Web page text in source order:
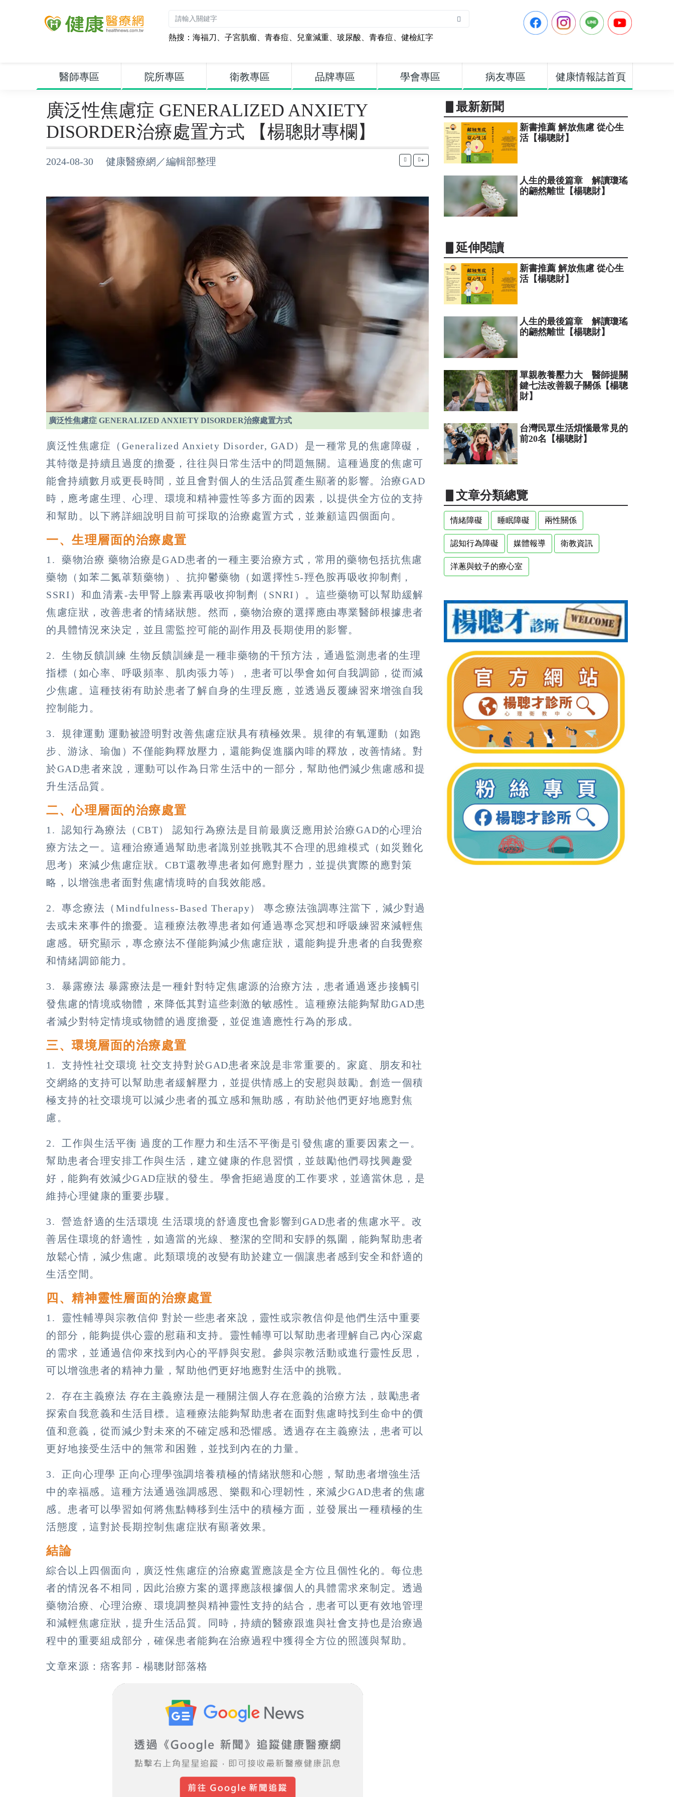
熱搜： 海福刀 、 子宮肌瘤、 青春痘、 兒童減重、 玻尿酸、 青春痘、 健檢紅字
醫師專區 院所專區 衛教專區 品牌專區 學會專區 病友專區 健康情報誌首頁
廣泛性焦慮症 GENERALIZED ANXIETY
DISORDER治療處置方式 【楊聰財專欄】
2024-08-30 健康醫療網／編輯部整理 +
廣泛性焦慮症 GENERALIZED ANXIETY DISORDER治療處置方式
廣泛性焦慮症（Generalized Anxiety Disorder, GAD）是一種常見的焦慮障礙，
其特徵是持續且過度的擔憂，往往與日常生活中的問題無關。這種過度的焦慮可
能會持續數月或更長時間，並且會對個人的生活品質產生顯著的影響。治療GAD
時，應考慮生理、心理、環境和精神靈性等多方面的因素，以提供全方位的支持
和幫助。以下將詳細說明目前可採取的治療處置方式，並兼顧這四個面向。
一、生理層面的治療處置
1. 藥物治療 藥物治療是GAD患者的一種主要治療方式，常用的藥物包括抗焦慮
藥物（如苯二氮䓬類藥物）、抗抑鬱藥物（如選擇性5-羥色胺再吸收抑制劑，
SSRI）和血清素-去甲腎上腺素再吸收抑制劑（SNRI）。這些藥物可以幫助緩解
焦慮症狀，改善患者的情緒狀態。然而，藥物治療的選擇應由專業醫師根據患者
的具體情況來決定，並且需監控可能的副作用及長期使用的影響。
2. 生物反饋訓練 生物反饋訓練是一種非藥物的干預方法，通過監測患者的生理
指標（如心率、呼吸頻率、肌肉張力等），患者可以學會如何自我調節，從而減
少焦慮。這種技術有助於患者了解自身的生理反應，並透過反覆練習來增強自我
控制能力。
3. 規律運動 運動被證明對改善焦慮症狀具有積極效果。規律的有氧運動（如跑
步、游泳、瑜伽）不僅能夠釋放壓力，還能夠促進腦內啡的釋放，改善情緒。對
於GAD患者來說，運動可以作為日常生活中的一部分，幫助他們減少焦慮感和提
升生活品質。
二、心理層面的治療處置
1. 認知行為療法（CBT） 認知行為療法是目前最廣泛應用於治療GAD的心理治
療方法之一。這種治療通過幫助患者識別並挑戰其不合理的思維模式（如災難化
思考）來減少焦慮症狀。CBT還教導患者如何應對壓力，並提供實際的應對策
略，以增強患者面對焦慮情境時的自我效能感。
2. 專念療法（Mindfulness-Based Therapy） 專念療法強調專注當下，減少對過
去或未來事件的擔憂。這種療法教導患者如何通過專念冥想和呼吸練習來減輕焦
慮感。研究顯示，專念療法不僅能夠減少焦慮症狀，還能夠提升患者的自我覺察
和情緒調節能力。
3. 暴露療法 暴露療法是一種針對特定焦慮源的治療方法，患者通過逐步接觸引
發焦慮的情境或物體，來降低其對這些刺激的敏感性。這種療法能夠幫助GAD患
者減少對特定情境或物體的過度擔憂，並促進適應性行為的形成。
三、環境層面的治療處置
1. 支持性社交環境 社交支持對於GAD患者來說是非常重要的。家庭、朋友和社
交網絡的支持可以幫助患者緩解壓力，並提供情感上的安慰與鼓勵。創造一個積
極支持的社交環境可以減少患者的孤立感和無助感，有助於他們更好地應對焦
慮。
2. 工作與生活平衡 過度的工作壓力和生活不平衡是引發焦慮的重要因素之一。
幫助患者合理安排工作與生活，建立健康的作息習慣，並鼓勵他們尋找興趣愛
好，能夠有效減少GAD症狀的發生。學會拒絕過度的工作要求，並適當休息，是
維持心理健康的重要步驟。
3. 營造舒適的生活環境 生活環境的舒適度也會影響到GAD患者的焦慮水平。改
善居住環境的舒適性，如適當的光線、整潔的空間和安靜的氛圍，能夠幫助患者
放鬆心情，減少焦慮。此類環境的改變有助於建立一個讓患者感到安全和舒適的
生活空間。
四、精神靈性層面的治療處置
1. 靈性輔導與宗教信仰 對於一些患者來說，靈性或宗教信仰是他們生活中重要
的部分，能夠提供心靈的慰藉和支持。靈性輔導可以幫助患者理解自己內心深處
的需求，並通過信仰來找到內心的平靜與安慰。參與宗教活動或進行靈性反思，
可以增強患者的精神力量，幫助他們更好地應對生活中的挑戰。
2. 存在主義療法 存在主義療法是一種關注個人存在意義的治療方法，鼓勵患者
探索自我意義和生活目標。這種療法能夠幫助患者在面對焦慮時找到生命中的價
值和意義，從而減少對未來的不確定感和恐懼感。透過存在主義療法，患者可以
更好地接受生活中的無常和困難，並找到內在的力量。
3. 正向心理學 正向心理學強調培養積極的情緒狀態和心態，幫助患者增強生活
中的幸福感。這種方法通過強調感恩、樂觀和心理韌性，來減少GAD患者的焦慮
感。患者可以學習如何將焦點轉移到生活中的積極方面，並發展出一種積極的生
活態度，這對於長期控制焦慮症狀有顯著效果。
結論
綜合以上四個面向，廣泛性焦慮症的治療處置應該是全方位且個性化的。每位患
者的情況各不相同，因此治療方案的選擇應該根據個人的具體需求來制定。透過
藥物治療、心理治療、環境調整與精神靈性支持的結合，患者可以更有效地管理
和減輕焦慮症狀，提升生活品質。同時，持續的醫療跟進與社會支持也是治療過
程中的重要組成部分，確保患者能夠在治療過程中獲得全方位的照護與幫助。
文章來源：痞客邦 - 楊聰財部落格
▋最新新聞
新書推薦 解放焦慮 從心生
活【楊聰財】
人生的最後篇章 解讀瓊瑤
的翩然離世【楊聰財】
▋延伸閱讀
新書推薦 解放焦慮 從心生
活【楊聰財】
人生的最後篇章 解讀瓊瑤
的翩然離世【楊聰財】
單親教養壓力大 醫師提關
鍵七法改善親子關係【楊聰
財】
台灣民眾生活煩惱最常見的
前20名【楊聰財】
▋文章分類總覽
情緒障礙 睡眠障礙 兩性關係
認知行為障礙 媒體報導 衛教資訊
洋蔥與蚊子的療心室